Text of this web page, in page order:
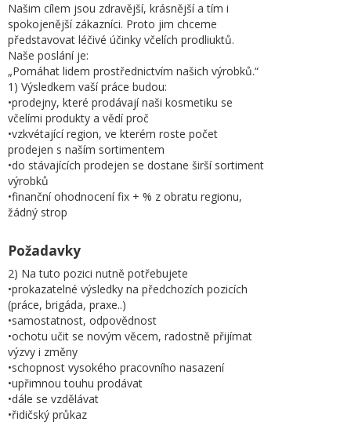
Našim cílem jsou zdravější, krásnější a tím i
spokojenější zákazníci. Proto jim chceme
představovat léčivé účinky včelích prodliuktů.
Naše poslání je:
„Pomáhat lidem prostřednictvím našich výrobků.“
1) Výsledkem vaší práce budou:
•prodejny, které prodávají naši kosmetiku se
včelími produkty a vědí proč
•vzkvétající region, ve kterém roste počet
prodejen s naším sortimentem
•do stávajících prodejen se dostane širší sortiment
výrobků
•finanční ohodnocení fix + % z obratu regionu,
žádný strop
Požadavky
2) Na tuto pozici nutně potřebujete
•prokazatelné výsledky na předchozích pozicích
(práce, brigáda, praxe..)
•samostatnost, odpovědnost
•ochotu učit se novým věcem, radostně přijímat
výzvy i změny
•schopnost vysokého pracovního nasazení
•upřimnou touhu prodávat
•dále se vzdělávat
•řidičský průkaz